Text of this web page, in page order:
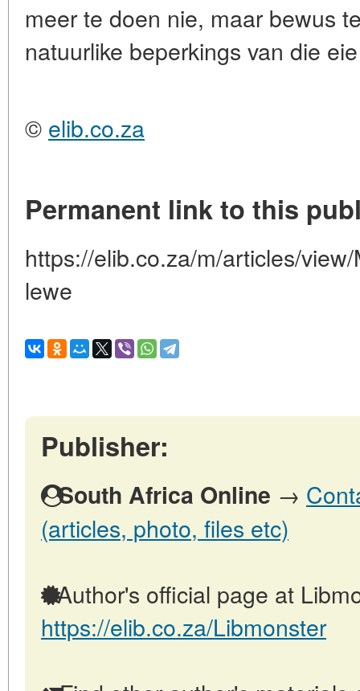
meer te doen nie, maar bewus
natuurlike beperkings van die
© elib.co.za
Permanent link to this
https://elib.co.za/m/articles/
lewe
Publisher:
South Africa Online →
(articles, photo, files etc)
Author's official page at
https://elib.co.za/Libmonster